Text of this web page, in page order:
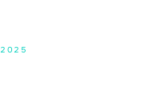
2025